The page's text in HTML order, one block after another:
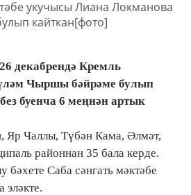
декабрендә Кремль
Чыршы бәйрәме булып
буенча 6 меңнән артык
Яр Чаллы, Түбән Кама, Әлмәт,
районнан 35 бала керде.
бәхете Саба сәнгать мәктәбе
эләкте.